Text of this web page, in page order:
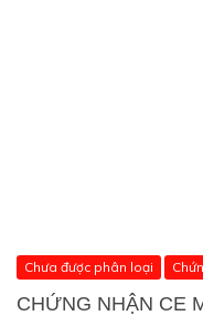
Chưa được phân loại
CHỨNG NHẬN CE